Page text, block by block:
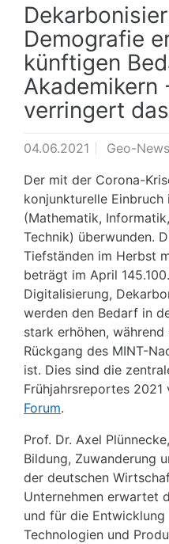
Demografie
künftigen
Akademikern
verringert
04.06.2021
Geo-News
Der mit der Corona-
konjunkturelle Einbruch
(Mathematik,
Technik) überwunden.
Tiefständen im Herbst
beträgt im April
Digitalisierung,
werden den Bedarf in
stark erhöhen,
Rückgang des MINT-
ist. Dies sind die
Frühjahrsreportes 2021
Forum.
Prof. Dr. Axel
Bildung, Zuwanderung
der deutschen
Unternehmen erwartet
und für die
Technologien und